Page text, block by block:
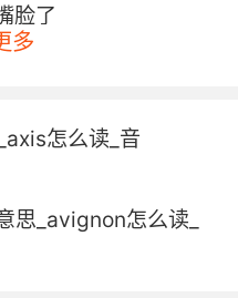
脸了
决
着你
多
怎么读_音
思_avignon怎么读_